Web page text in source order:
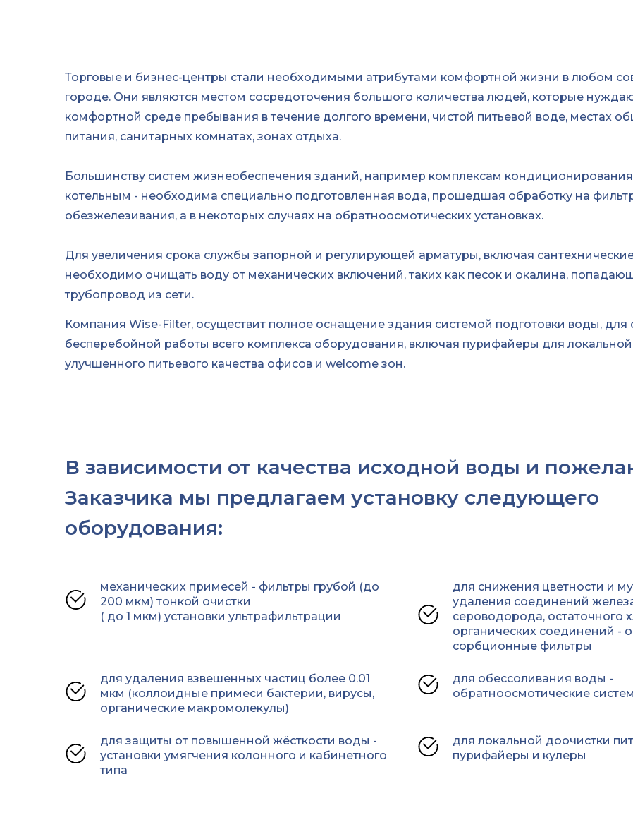
Торговые и бизнес-центры стали необходимыми атрибутами комфортной жизни в любом
городе. Они являются местом сосредоточения большого количества людей, которые
комфортной среде пребывания в течение долгого времени, чистой питьевой воде, местах
питания, санитарных комнатах, зонах отдыха.
Большинству систем жизнеобеспечения зданий, например комплексам кондиционирования
котельным - необходима специально подготовленная вода, прошедшая обработку на
обезжелезивания, а в некоторых случаях на обратноосмотических установках.
Для увеличения срока службы запорной и регулирующей арматуры, включая
необходимо очищать воду от механических включений, таких как песок и окалина,
трубопровод из сети.
Компания Wise-Filter, осуществит полное оснащение здания системой подготовки воды, для
бесперебойной работы всего комплекса оборудования, включая пурифайеры для
улучшенного питьевого качества офисов и welcome зон.
В зависимости от качества исходной воды и
Заказчика мы предлагаем установку следующего
оборудования:
механических примесей - фильтры грубой (до
200 мкм) тонкой очистки
( до 1 мкм) установки ультрафильтрации
для снижения цветности и
удаления соединений
сероводорода, остаточного
органических соединений -
сорбционные фильтры
для удаления взвешенных частиц более 0.01
мкм (коллоидные примеси бактерии, вирусы,
органические макромолекулы)
для обессоливания воды -
обратноосмотические
для защиты от повышенной жёсткости воды -
установки умягчения колонного и кабинетного
типа
для локальной доочистки
пурифайеры и кулеры